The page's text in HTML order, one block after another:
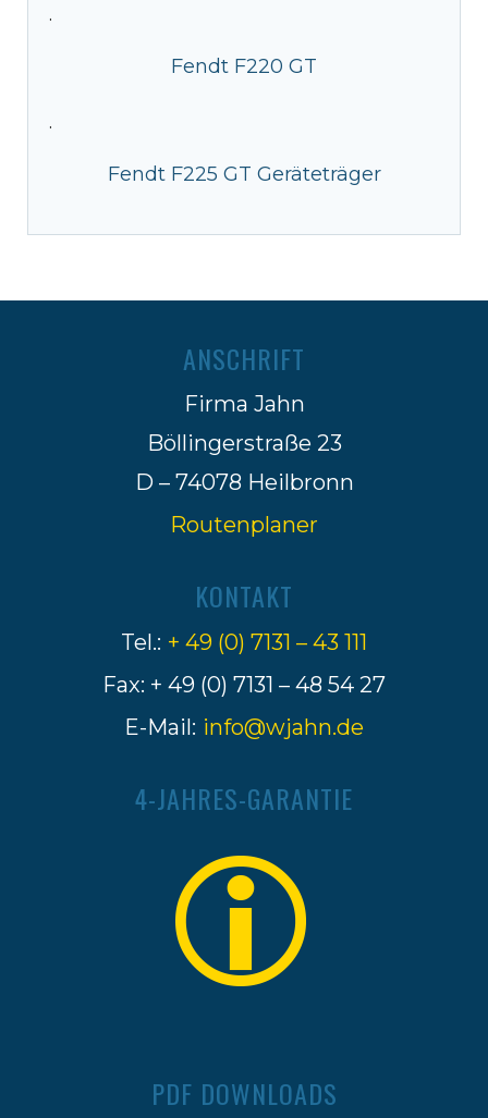
·
Fendt F220 GT
·
Fendt F225 GT Geräteträger
ANSCHRIFT
Firma Jahn
Böllingerstraße 23
D – 74078 Heilbronn
Routenplaner
KONTAKT
Tel.: + 49 (0) 7131 – 43 111
Fax: + 49 (0) 7131 – 48 54 27
E-Mail: info@wjahn.de
4-JAHRES-GARANTIE
PDF DOWNLOADS